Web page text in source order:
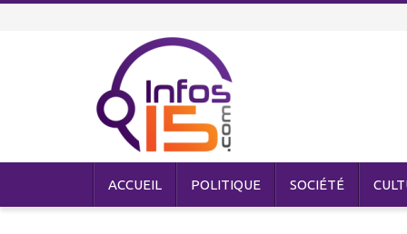
ACCUEIL POLITIQUE SOCIÉTÉ